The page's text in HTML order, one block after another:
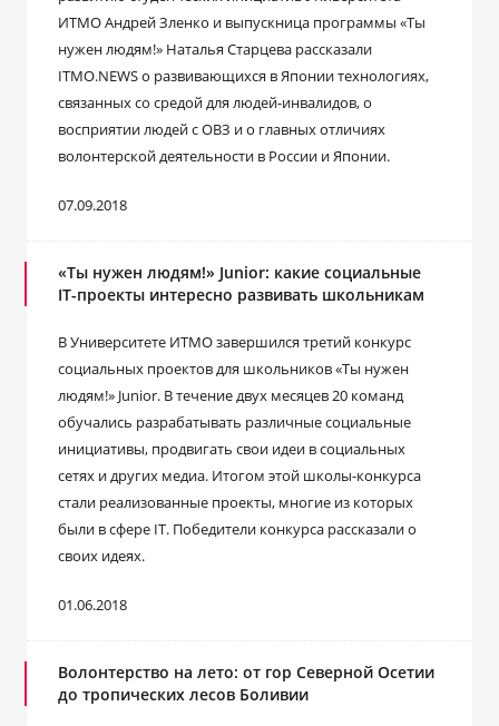
ИТМО Андрей Зленко и выпускница программы «Ты
нужен людям!» Наталья Старцева рассказали
ITMO.NEWS о развивающихся в Японии технологиях,
связанных со средой для людей-инвалидов, о
восприятии людей с ОВЗ и о главных отличиях
волонтерской деятельности в России и Японии.
07.09.2018
«Ты нужен людям!» Junior: какие социальные
IT-проекты интересно развивать школьникам
В Университете ИТМО завершился третий конкурс
социальных проектов для школьников «Ты нужен
людям!» Junior. В течение двух месяцев 20 команд
обучались разрабатывать различные социальные
инициативы, продвигать свои идеи в социальных
сетях и других медиа. Итогом этой школы-конкурса
стали реализованные проекты, многие из которых
были в сфере IT. Победители конкурса рассказали о
своих идеях.
01.06.2018
Волонтерство на лето: от гор Северной Осетии
до тропических лесов Боливии